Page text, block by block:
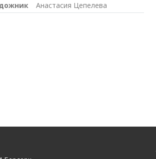
Анастасия Цепелева